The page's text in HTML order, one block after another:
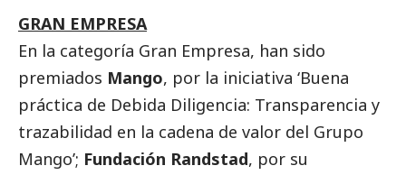
GRAN EMPRESA
En la categoría Gran Empresa, han sido
premiados Mango, por la iniciativa ‘Buena
práctica de Debida Diligencia: Transparencia y
trazabilidad en la cadena de valor del Grupo
Mango’; Fundación Randstad, por su